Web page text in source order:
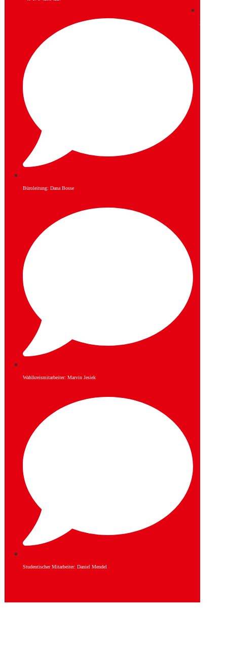
Büroleitung: Dana Bosse
Wahlkreismitarbeiter: Marvin Jesiek
Studentischer Mitarbeiter: Daniel Mendel
Instagram